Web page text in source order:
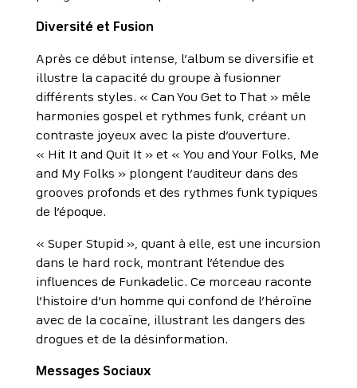
Diversité et Fusion
Après ce début intense, l’album se diversifie et
illustre la capacité du groupe à fusionner
différents styles. « Can You Get to That » mêle
harmonies gospel et rythmes funk, créant un
contraste joyeux avec la piste d’ouverture.
« Hit It and Quit It » et « You and Your Folks, Me
and My Folks » plongent l’auditeur dans des
grooves profonds et des rythmes funk typiques
de l’époque.
« Super Stupid », quant à elle, est une incursion
dans le hard rock, montrant l’étendue des
influences de Funkadelic. Ce morceau raconte
l’histoire d’un homme qui confond de l’héroïne
avec de la cocaïne, illustrant les dangers des
drogues et de la désinformation.
Messages Sociaux